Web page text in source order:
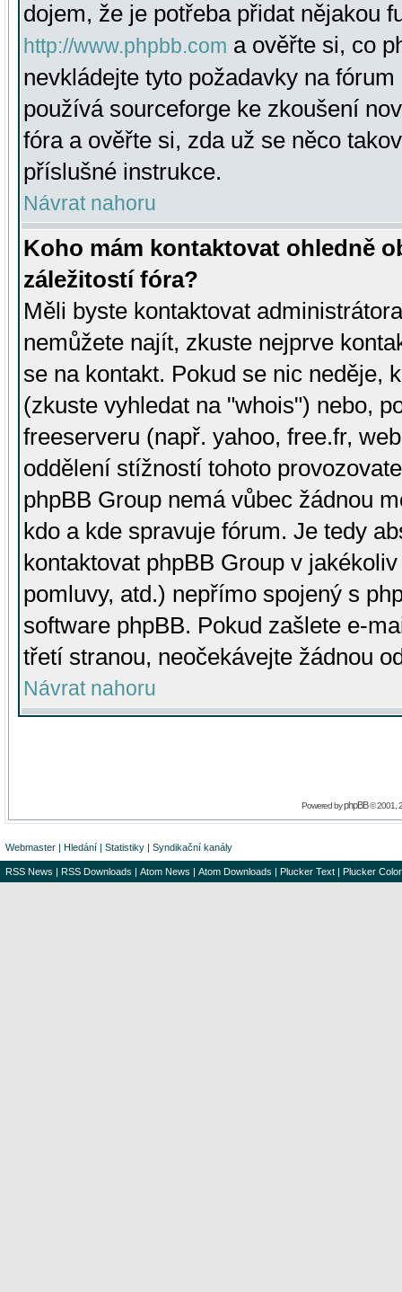
dojem, že je potřeba přidat nějakou
http://www.phpbb.com a ověřte si, co
nevkládejte tyto požadavky na
používá sourceforge ke zkoušení
fóra a ověřte si, zda už se něco
příslušné instrukce.
Návrat nahoru
Koho mám kontaktovat ohledně
záležitostí fóra?
Měli byste kontaktovat
nemůžete najít, zkuste nejprve
se na kontakt. Pokud se nic neděje,
(zkuste vyhledat na "whois") nebo,
freeserveru (např. yahoo, free.fr,
oddělení stížností tohoto
phpBB Group nemá vůbec žádnou
kdo a kde spravuje fórum. Je tedy
kontaktovat phpBB Group v
pomluvy, atd.) nepřímo spojený s
software phpBB. Pokud zašlete e-
třetí stranou, neočekávejte žádnou
Návrat nahoru
Powered byphpBB© 2001,
Webmaster | Hledání | Statistiky | Syndikační kanály
RSS News | RSS Downloads | Atom News | Atom Downloads | Plucker Text | Plucker Color